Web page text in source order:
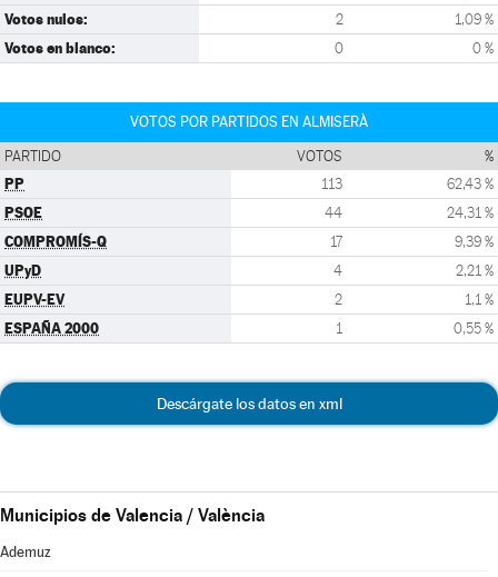
Votos nulos: 2 1,09 %
Votos en blanco: 0 0 %
VOTOS POR PARTIDOS EN ALMISERÀ
PARTIDO VOTOS %
PP 113 62,43 %
PSOE 44 24,31 %
COMPROMÍS-Q 17 9,39 %
UPyD 4 2,21 %
EUPV-EV 2 1,1 %
ESPAÑA 2000 1 0,55 %
Descárgate los datos en xml
Municipios de Valencia / València
Ademuz